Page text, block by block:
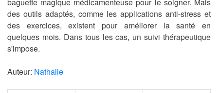
baguette magique médicamenteuse pour le soigner. Mais
des outils adaptés, comme les applications anti-stress et
des exercices, existent pour améliorer la santé en
quelques mois. Dans tous les cas, un suivi thérapeutique
s'impose.
Auteur: Nathalie